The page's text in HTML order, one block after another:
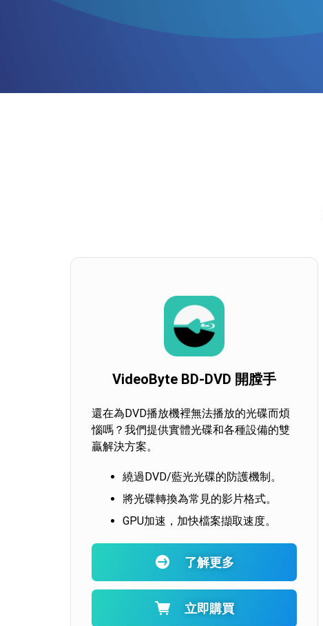
VideoByte BD-DVD 開膛手
還在為DVD播放機裡無法播放的光碟而煩
惱嗎？我們提供實體光碟和各種設備的雙
贏解決方案。
繞過DVD/藍光光碟的防護機制。
將光碟轉換為常見的影片格式。
GPU加速，加快檔案擷取速度。
了解更多
立即購買